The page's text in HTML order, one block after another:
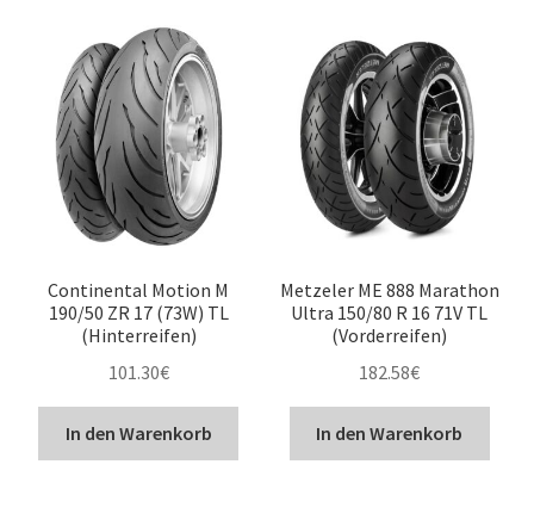
Continental Motion M
190/50 ZR 17 (73W) TL
(Hinterreifen)
101.30€
In den Warenkorb
Metzeler ME 888 Marathon
Ultra 150/80 R 16 71V TL
(Vorderreifen)
182.58€
In den Warenkorb